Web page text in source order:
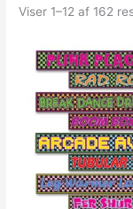
Viser 1–12 af 162